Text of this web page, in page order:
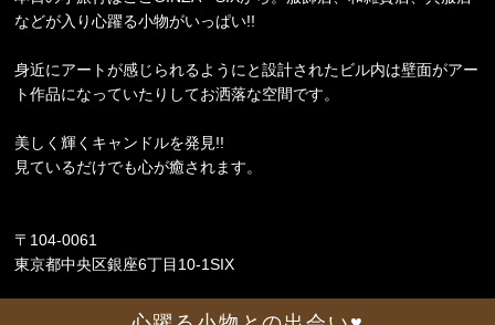
などが入り心躍る小物がいっぱい!!
身近にアートが感じられるようにと設計されたビル内は壁面がアー
ト作品になっていたりしてお洒落な空間です。
美しく輝くキャンドルを発見!!
見ているだけでも心が癒されます。
〒104-0061
東京都中央区銀座6丁目10-1SIX